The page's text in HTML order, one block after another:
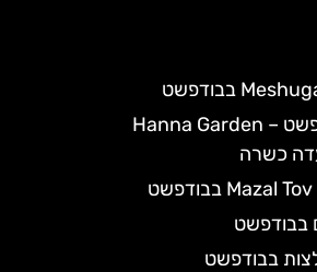
מסעדת חנה בבודפשט – Hanna Garden
בבודפשט
בבודפשט